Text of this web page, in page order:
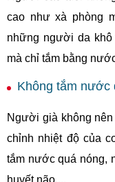
cao như xà phòng
những người da
mà chỉ tắm bằng
Không tắm nước
Người già không
chỉnh nhiệt độ của
tắm nước quá nóng,